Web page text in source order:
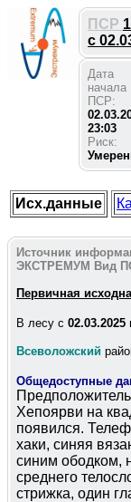
ПСР
с
Дата
начала
ПСР:
23:03
Риск:
Исх.данные
Источник
ЭКСТРЕМУМ Вид
Первичная
В лесу c 02.03.2025
Всеволожский
Общедоступные
Хепоярви на
появился.
хаки, синяя
синим ободком,
среднего
стрижка, один